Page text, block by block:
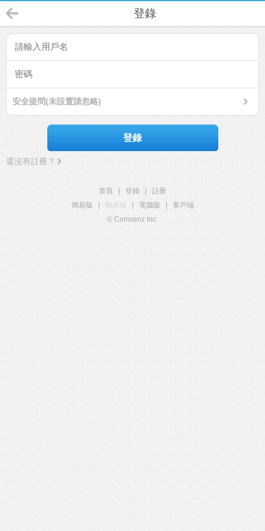
登錄
安全提問(未設置請忽略)
登錄
還沒有註冊？
首頁 登錄
註冊
簡易版
觸屏版 電腦版
客戶端
© Comsenz Inc.